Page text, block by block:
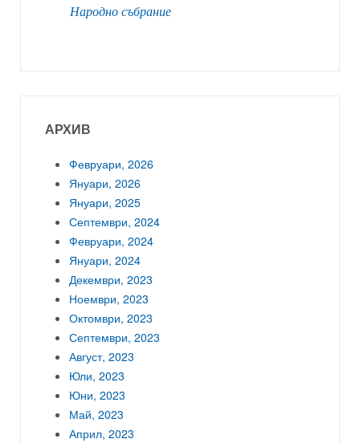
Народно събрание
АРХИВ
Февруари, 2026
Януари, 2026
Януари, 2025
Септември, 2024
Февруари, 2024
Януари, 2024
Декември, 2023
Ноември, 2023
Октомври, 2023
Септември, 2023
Август, 2023
Юли, 2023
Юни, 2023
Май, 2023
Април, 2023